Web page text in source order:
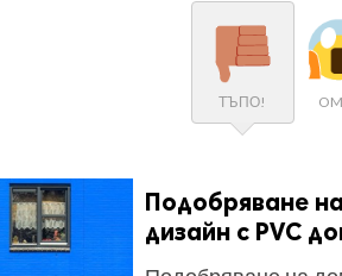
ТЪПО!
Подобряване
дизайн с PVC